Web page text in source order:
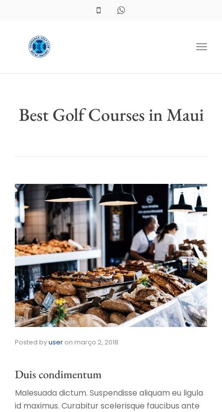
Best Golf Courses in Maui
Posted byuser on março 2, 2018
Duis condimentum
Malesuada dictum. Suspendisse aliquam eu ligula
id maximus. Curabitur scelerisque faucibus ante